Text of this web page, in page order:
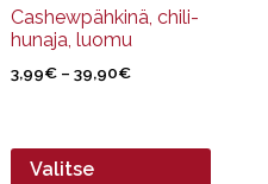
Cashewpähkinä, chili-
hunaja, luomu
3,99€ – 39,90€Hintaluokka:
Valitse
sivulla.